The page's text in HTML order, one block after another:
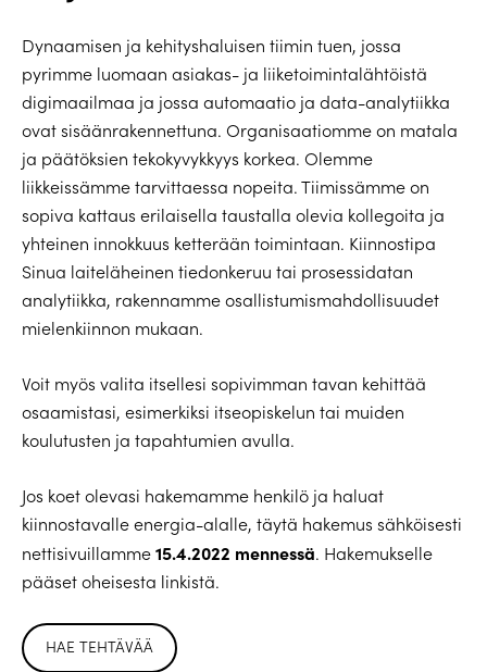
Dynaamisen ja kehityshaluisen tiimin tuen, jossa
pyrimme luomaan asiakas- ja liiketoimintalähtöistä
digimaailmaa ja jossa automaatio ja data-analytiikka
ovat sisäänrakennettuna. Organisaatiomme on matala
ja päätöksien tekokyvykkyys korkea. Olemme
liikkeissämme tarvittaessa nopeita. Tiimissämme on
sopiva kattaus erilaisella taustalla olevia kollegoita ja
yhteinen innokkuus ketterään toimintaan. Kiinnostipa
Sinua laiteläheinen tiedonkeruu tai prosessidatan
analytiikka, rakennamme osallistumismahdollisuudet
mielenkiinnon mukaan.
Voit myös valita itsellesi sopivimman tavan kehittää
osaamistasi, esimerkiksi itseopiskelun tai muiden
koulutusten ja tapahtumien avulla.
Jos koet olevasi hakemamme henkilö ja haluat
kiinnostavalle energia-alalle, täytä hakemus sähköisesti
nettisivuillamme15.4.2022 mennessä. Hakemukselle
pääset oheisesta linkistä.
HAE TEHTÄVÄÄ